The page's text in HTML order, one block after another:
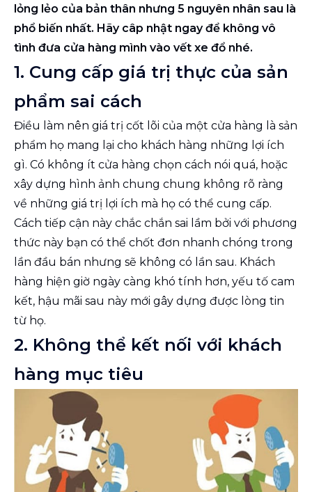
lỏng lẻo của bản thân nhưng 5 nguyên nhân sau là
phổ biến nhất. Hãy câp nhật ngay để không vô
tình đưa cửa hàng mình vào vết xe đổ nhé.
1. Cung cấp giá trị thực của sản
phẩm sai cách
Điều làm nên giá trị cốt lõi của một cửa hàng là sản
phẩm họ mang lại cho khách hàng những lợi ích
gì. Có không ít cửa hàng chọn cách nói quá, hoặc
xây dựng hình ảnh chung chung không rõ ràng
về những giá trị lợi ích mà họ có thể cung cấp.
Cách tiếp cận này chắc chắn sai lầm bởi với phương
thức này bạn có thể chốt đơn nhanh chóng trong
lần đầu bán nhưng sẽ không có lần sau. Khách
hàng hiện giờ ngày càng khó tính hơn, yếu tố cam
kết, hậu mãi sau này mới gây dựng được lòng tin
từ họ.
2. Không thể kết nối với khách
hàng mục tiêu